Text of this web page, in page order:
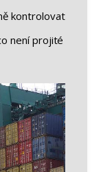
kontrolovat
není projité